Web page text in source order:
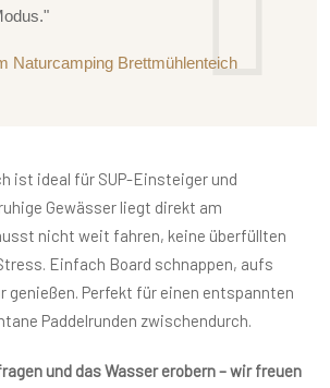
Naturcamping Brettmühlenteich
ist ideal für SUP-Einsteiger und
Gewässer liegt direkt am
nicht weit fahren, keine überfüllten
Einfach Board schnappen, aufs
genießen. Perfekt für einen entspannten
Paddelrunden zwischendurch.
und das Wasser erobern – wir freuen